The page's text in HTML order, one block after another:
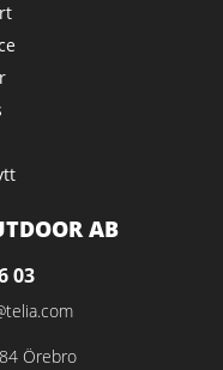
AB
03
Örebro